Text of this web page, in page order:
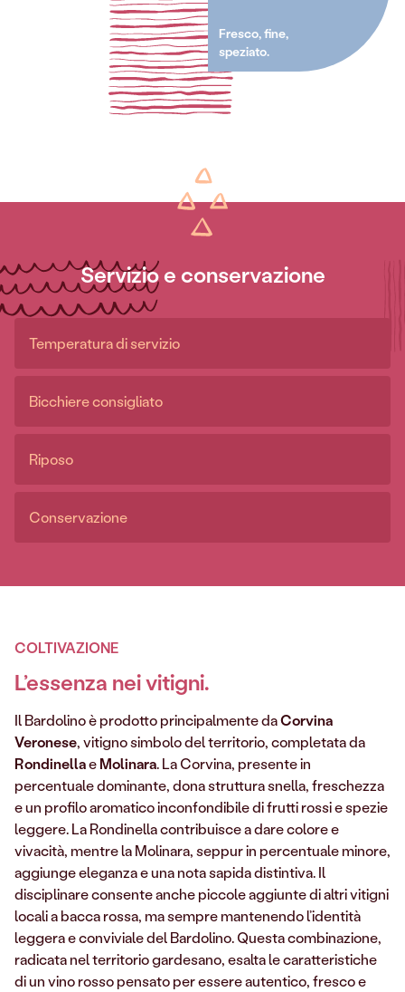
Fresco, fine,
speziato.
Servizio e conservazione
Temperatura di servizio
Bicchiere consigliato
Riposo
Conservazione
COLTIVAZIONE
L’essenza nei vitigni.
Il Bardolino è prodotto principalmente daCorvina
Veronese, vitigno simbolo del territorio, completata da
RondinellaeMolinara. La Corvina, presente in
percentuale dominante, dona struttura snella, freschezza
e un profilo aromatico inconfondibile di frutti rossi e spezie
leggere. La Rondinella contribuisce a dare colore e
vivacità, mentre la Molinara, seppur in percentuale minore,
aggiunge eleganza e una nota sapida distintiva. Il
disciplinare consente anche piccole aggiunte di altri vitigni
locali a bacca rossa, ma sempre mantenendo l’identità
leggera e conviviale del Bardolino. Questa combinazione,
radicata nel territorio gardesano, esalta le caratteristiche
di un vino rosso pensato per essere autentico, fresco e